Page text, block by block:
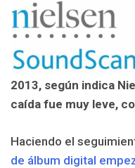
2013, según indica
caída fue muy leve,
Haciendo el
de álbum digital